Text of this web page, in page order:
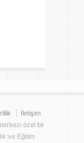
İletişim
özel bir
ve Eğitim